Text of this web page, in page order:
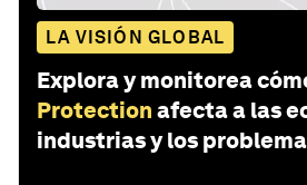
LA VISIÓN GLOBAL
Explora y monitorea
Protection afecta a las
industrias y los